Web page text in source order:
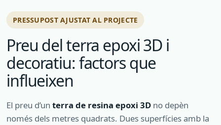
PRESSUPOST AJUSTAT AL PROJECTE
Preu del terra epoxi 3D i
decoratiu: factors que
influeixen
El preu d’un terra de resina epoxi 3D no depèn
només dels metres quadrats. Dues superfícies amb la